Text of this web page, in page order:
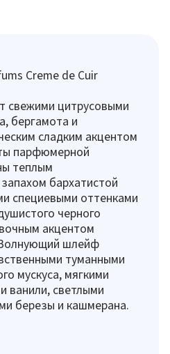
Creme de Cuir
свежими цитрусовыми
бергамота и
сладким акцентом
парфюмерной
теплым
бархатистой
специевыми оттенками
черного
акцентом
шлейф
туманными
мускуса, мягкими
ванили, светлыми
березы и кашмерана.